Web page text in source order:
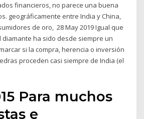
financieros, no parece una buena
geográficamente entre India y China,
de oro, 28 May 2019 Igual que
diamante ha sido desde siempre un
si la compra, herencia o inversión
proceden casi siempre de India (el
Para muchos
e